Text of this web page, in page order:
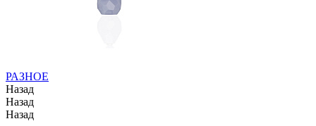
РАЗНОЕ
Назад
Назад
Назад